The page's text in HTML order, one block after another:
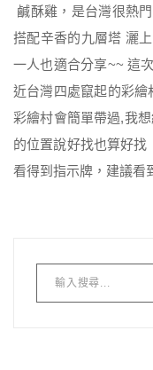
鹹酥雞，是台灣很熱
搭配辛香的九層塔 灑
一人也適合分享~~ 這
近台灣四處竄起的彩
彩繪村會簡單帶過,我
的位置說好找也算好找
看得到指示牌，建議